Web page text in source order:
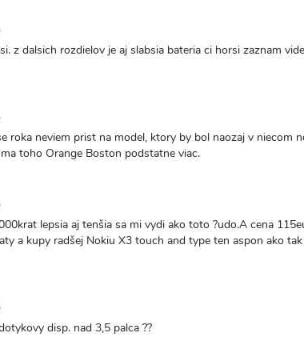
z dalsich rozdielov je aj slabsia bateria ci horsi zaznam
roka neviem prist na model, ktory by bol naozaj v niecom
toho Orange Boston podstatne viac.
lepsia aj tenšia sa mi vydi ako toto ?udo.A cena
a kupy radšej Nokiu X3 touch and type ten aspon ako
disp. nad 3,5 palca ??